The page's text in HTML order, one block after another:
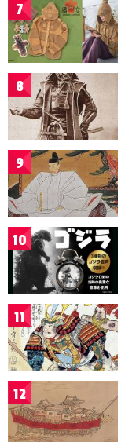
7
8
9
10
11
12